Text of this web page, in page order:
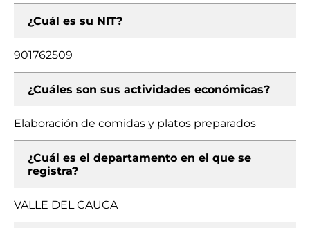
¿Cuál es su NIT?
901762509
¿Cuáles son sus actividades económicas?
Elaboración de comidas y platos preparados
¿Cuál es el departamento en el que se
registra?
VALLE DEL CAUCA